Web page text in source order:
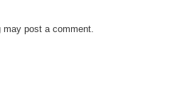
post a comment.